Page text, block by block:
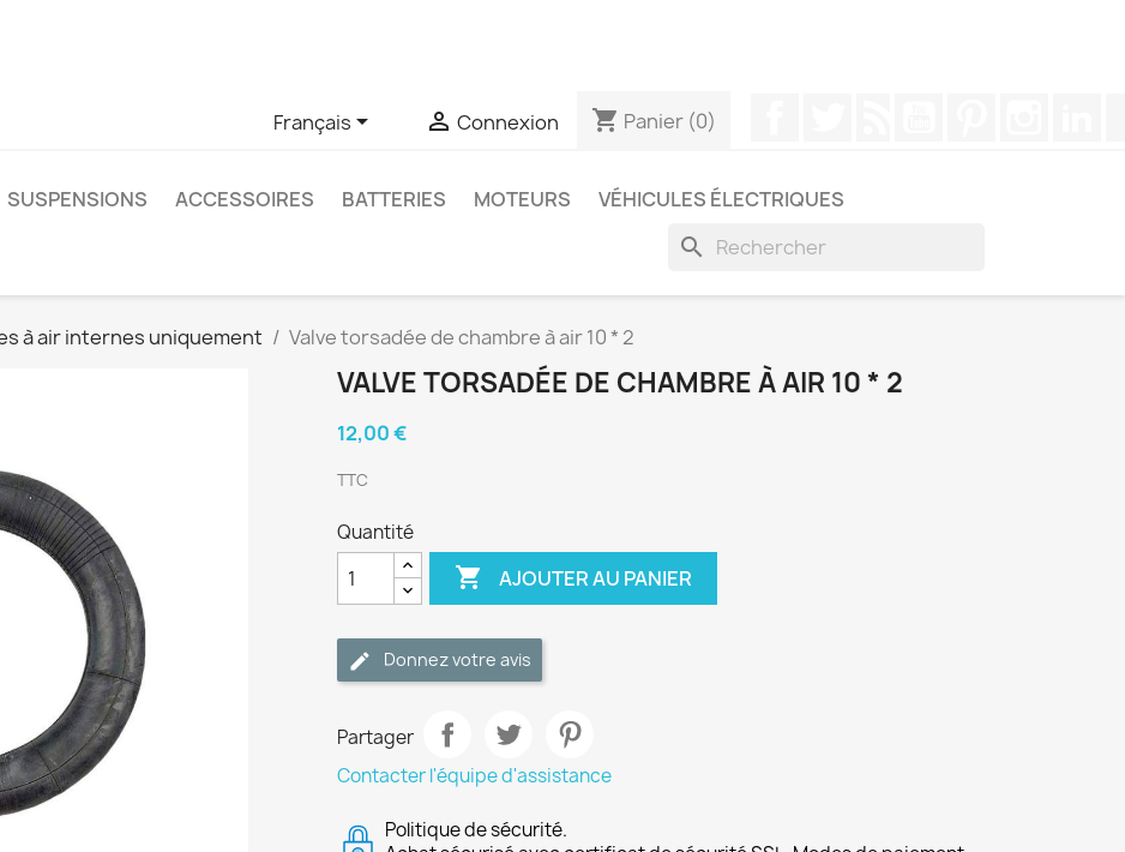
Français  Connexion shopping_cart Panier (0)
SUSPENSIONS ACCESSOIRES BATTERIES MOTEURS VÉHICULES ÉLECTRIQUES
search
à air internes uniquement Valve torsadée de chambre à air 10 * 2
VALVE TORSADÉE DE CHAMBRE À AIR 10 * 2
12,00 €
TTC
Quantité
 AJOUTER AU PANIER
Donnez votre avis
Partager
Contacter l'équipe d'assistance
Politique de sécurité.